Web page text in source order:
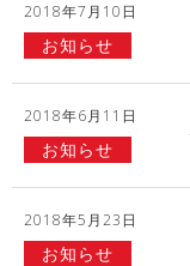
2018年7月10日
お知らせ
2018年6月11日
お知らせ
2018年5月23日
お知らせ